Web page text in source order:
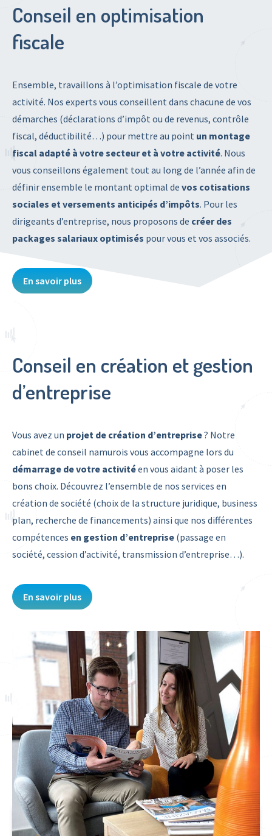
Conseil en optimisation
fiscale
Ensemble, travaillons à l’optimisation fiscale de votre
activité. Nos experts vous conseillent dans chacune de vos
démarches (déclarations d’impôt ou de revenus, contrôle
fiscal, déductibilité…) pour mettre au point un montage
fiscal adapté à votre secteur et à votre activité. Nous
vous conseillons également tout au long de l’année afin de
définir ensemble le montant optimal de vos cotisations
sociales et versements anticipés d’impôts. Pour les
dirigeants d’entreprise, nous proposons de créer des
packages salariaux optimisés pour vous et vos associés.
En savoir plus
Conseil en création et gestion
d’entreprise
Vous avez un projet de création d’entreprise? Notre
cabinet de conseil namurois vous accompagne lors du
démarrage de votre activitéen vous aidant à poser les
bons choix. Découvrez l’ensemble de nos services en
création de société (choix de la structure juridique, business
plan, recherche de financements) ainsi que nos différentes
compétences en gestion d’entreprise (passage en
société, cession d’activité, transmission d’entreprise…).
En savoir plus